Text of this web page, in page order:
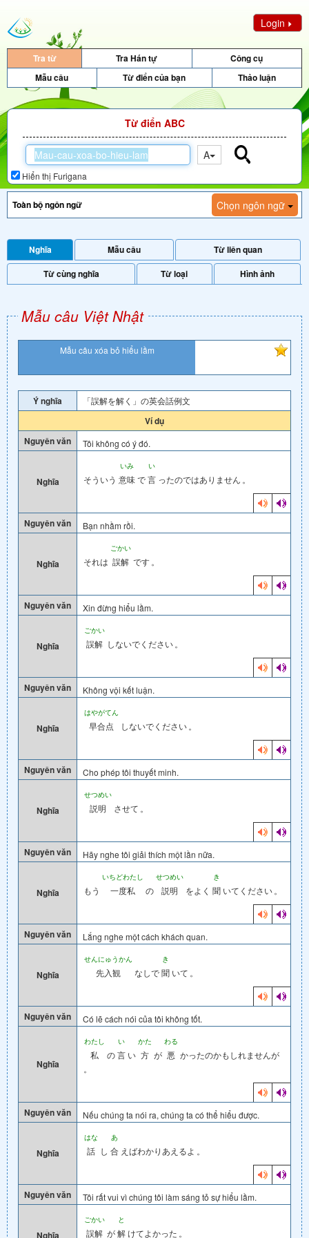
Login
Tra từ Tra Hán tự
Công cụ
Mẫu câu
Từ điển của bạn Thảo luận
Từ điển ABC
A
Hiển thị Furigana
Chọn ngôn ngữ
Nghĩa Mẫu câu
Từ liên quan
Từ cùng nghĩa
Từ loại Hình ảnh
Mẫu câu Việt Nhật
Mẫu câu xóa bỏ hiểu lầm
Ý nghĩa 「誤解を解く」の英会話例文
Ví dụ
Nguyên văn
Tôi không có ý đó.
Nghĩa そういう
いみ
意味で
い
言 ったのではありません 。
Nguyên văn Bạn nhầm rồi.
Nghĩa それは
ごかい
誤解 です 。
Nguyên văn Xin đừng hiểu lầm.
Nghĩa
ごかい
誤解 しないでください 。
Nguyên văn Không vội kết luận.
Nghĩa
はやがてん
早合点 しないでください 。
Nguyên văn Cho phép tôi thuyết minh.
Nghĩa
せつめい
説明 させて 。
Nguyên văn Hãy nghe tôi giải thích một lần nữa.
Nghĩa もう
いちどわたし
一度私 の
せつめい
説明 をよく
き
聞 いてください 。
Nguyên văn Lắng nghe một cách khách quan.
Nghĩa
せんにゅうかん
先入観 なしで
き
聞 いて 。
Nguyên văn Có lẽ cách nói của tôi không tốt.
Nghĩa
わたし
私 の
い
言 い
かた
方 が
わる
悪 かったのかもしれませんが
。
Nguyên văn Nếu chúng ta nói ra, chúng ta có thể hiểu được.
Nghĩa
はな
話 し
あ
合 えばわかりあえるよ 。
Nguyên văn Tôi rất vui vì chúng tôi làm sáng tỏ sự hiểu lầm.
Nghĩa
ごかい
誤解 が
と
解 けてよかった 。